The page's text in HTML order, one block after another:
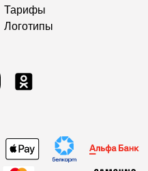
Тарифы
Логотипы